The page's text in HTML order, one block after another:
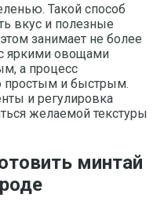
Такой способ
вкус и полезные
занимает не более
яркими овощами
а процесс
простым и быстрым.
и регулировка
желаемой текстуры
минтай